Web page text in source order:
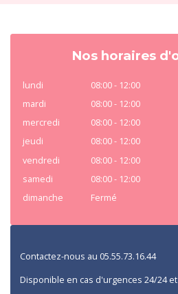
Nos horaires
lundi 08:00 - 12:00
mardi
08:00 - 12:00
mercredi
08:00 - 12:00
jeudi
08:00 - 12:00
vendredi
08:00 - 12:00
samedi
08:00 - 12:00
dimanche
Fermé
Contactez-nous au 05.55.73.16.44
Disponible en cas d'urgences 24/24